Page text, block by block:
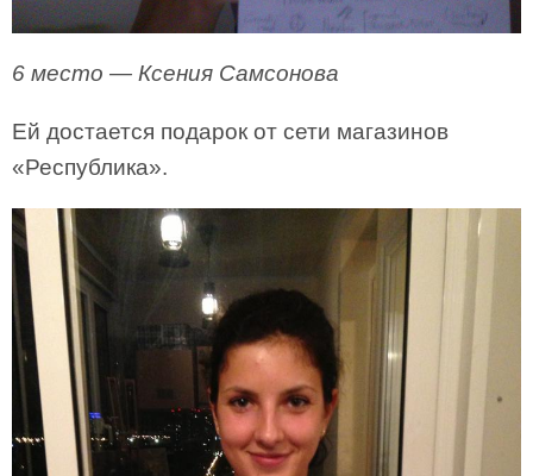
6 место — Ксения Самсонова
Ей достается подарок от сети магазинов
«Республика».